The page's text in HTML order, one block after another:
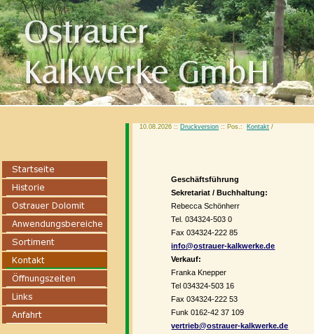
10.08.2026 :: Druckversion :: Pos.: Kontakt /
Geschäftsführung
Sekretariat / Buchhaltung:
Rebecca Schönherr
Tel. 034324-503 0
Fax 034324-222 85
info@ostrauer-kalkwerke.de
Verkauf:
Franka Knepper
Tel 034324-503 16
Fax 034324-222 53
Funk 0162-42 37 109
vertrieb@ostrauer-kalkwerke.de